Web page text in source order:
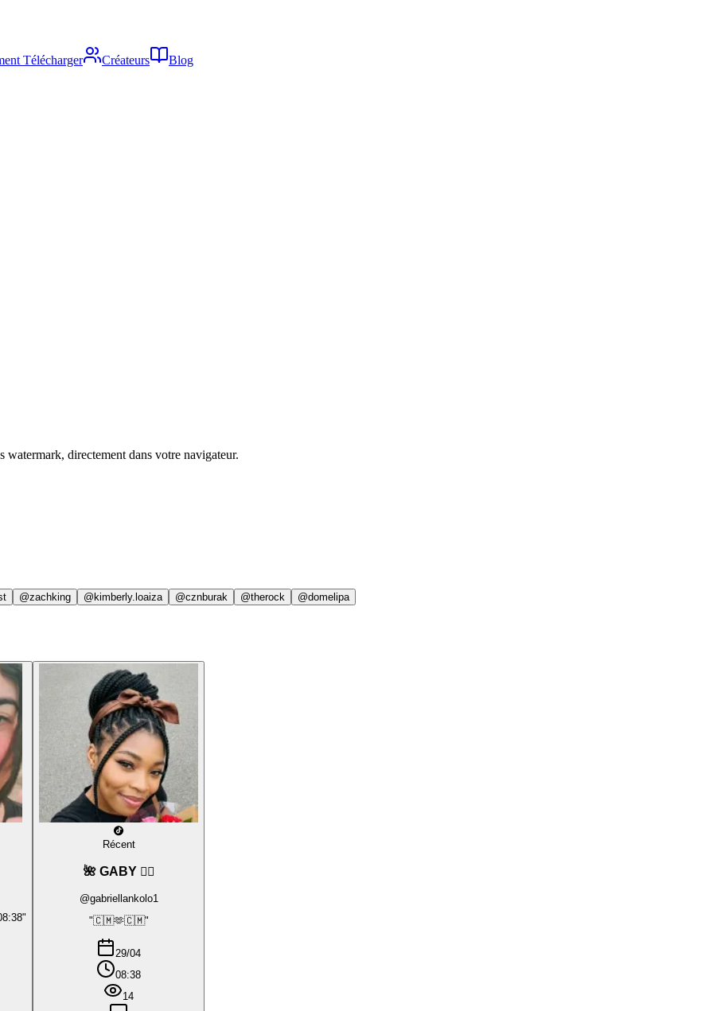
Télécharger Créateurs Blog
watermark, directement dans votre navigateur.
@zachking @kimberly.loaiza @cznburak @therock @domelipa
Récent
🌺 GABY ❤️‍🔥
@gabriellankolo1
"🇨🇲🫶🇨🇲"
29/04
08:38
14